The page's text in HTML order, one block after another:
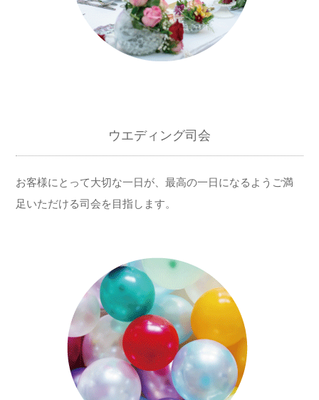
ウエディング司会
お客様にとって大切な一日が、最高の一日になるようご満
足いただける司会を目指します。